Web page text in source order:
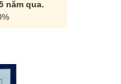
năm qua.